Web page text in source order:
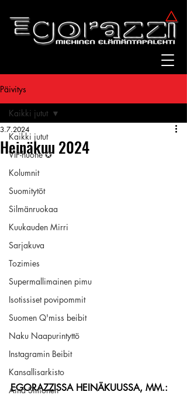
Päivitys
Kaikki jutut
VIP-huone ✪
Kolumnit
Suomitytöt
Silmänruokaa
Kuukauden Mirri
Sarjakuva
Tozimies
Supermallimainen pimu
Isotissiset povipommit
Suomen Q'miss beibit
Naku Naapurintyttö
Instagramin Beibit
Kansallisarkisto
Aina Simonen
Kaikki jutut
Heinäkuu 2024
3.7.2024
EGORAZZISSA HEINÄKUUSSA, MM.: